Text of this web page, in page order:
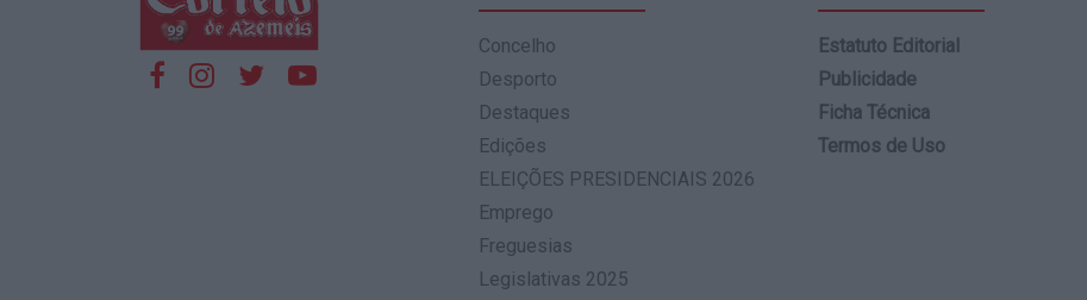
Concelho
Desporto
Destaques
Edições
ELEIÇÕES PRESIDENCIAIS 2026
Emprego
Freguesias
Legislativas 2025
Estatuto Editorial
Publicidade
Ficha Técnica
Termos de Uso